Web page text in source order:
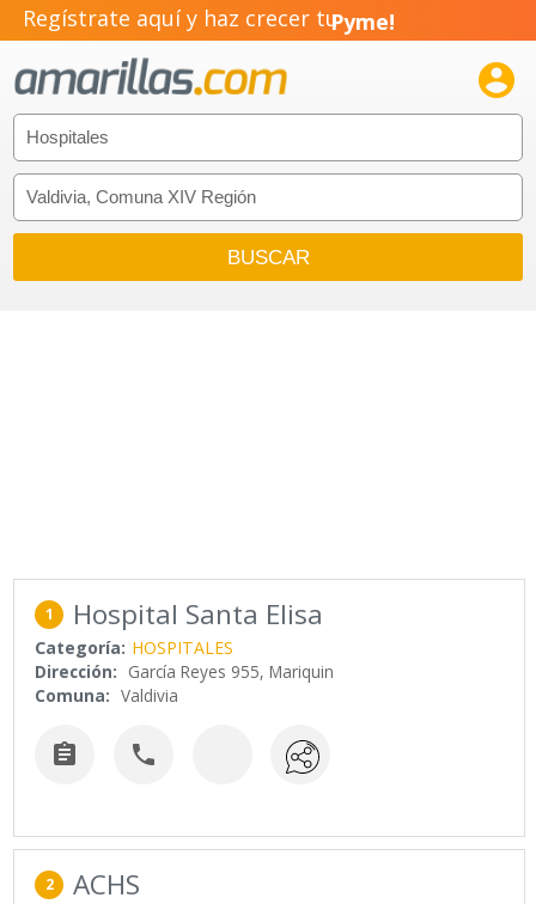
Regístrate aquí y haz crecer tuPyme!
Emprendimiento!

1 Hospital Santa Elisa
Categoría: HOSPITALES
Dirección: García Reyes 955, Mariquin
Comuna: Valdivia
 
2 ACHS